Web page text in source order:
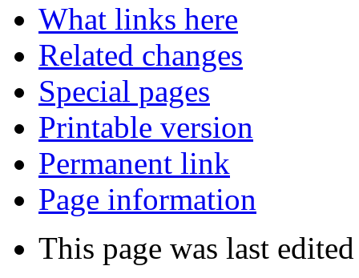
What links here
Related changes
Special pages
Printable version
Permanent link
Page information
This page was last